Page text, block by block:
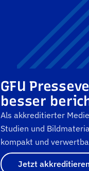
GFU
besser
Als akkreditierter
Studien und
kompakt und
Jetzt